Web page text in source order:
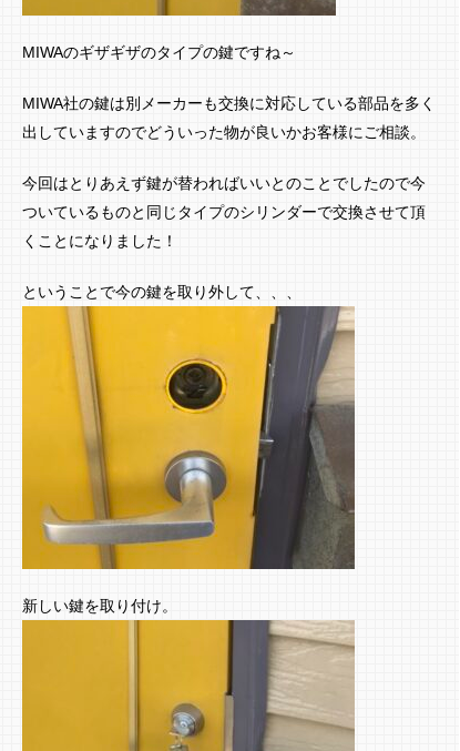
MIWAのギザギザのタイプの鍵ですね～
MIWA社の鍵は別メーカーも交換に対応している部品を多く
出していますのでどういった物が良いかお客様にご相談。
今回はとりあえず鍵が替わればいいとのことでしたので今
ついているものと同じタイプのシリンダーで交換させて頂
くことになりました！
ということで今の鍵を取り外して、、、
新しい鍵を取り付け。